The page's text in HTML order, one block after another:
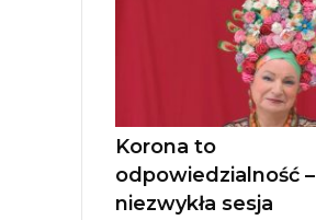
Korona to
odpowiedzialność –
niezwykła sesja